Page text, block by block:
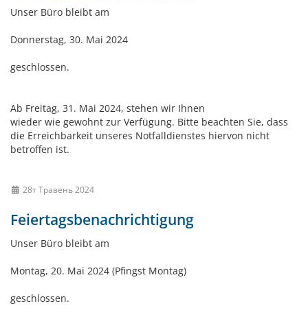
Unser Büro bleibt am
Donnerstag, 30. Mai 2024
geschlossen.
Ab Freitag, 31. Mai 2024, stehen wir Ihnen
wieder wie gewohnt zur Verfügung. Bitte beachten Sie, dass
die Erreichbarkeit unseres Notfalldienstes hiervon nicht
betroffen ist.
28т Травень 2024
Feiertagsbenachrichtigung
Unser Büro bleibt am
Montag, 20. Mai 2024 (Pfingst Montag)
geschlossen.